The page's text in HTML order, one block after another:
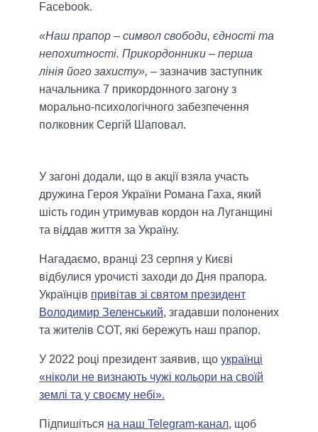
Facebook.
«Наш прапор – символ свободи, єдності та
непохитності. Прикордонники – перша
лінія його захисту», – зазначив заступник
начальника 7 прикордонного загону з
морально-психологічного забезпечення
полковник Сергій Шаповал.
У загоні додали, що в акції взяла участь
дружина Героя України Романа Гаха, який
шість годин утримував кордон на Луганщині
та віддав життя за Україну.
Нагадаємо, вранці 23 серпня у Києві
відбулися урочисті заходи до Дня прапора.
Українців привітав зі святом президент
Володимир Зеленський, згадавши полонених
та жителів СОТ, які бережуть наш прапор.
У 2022 році президент заявив, що українці
«ніколи не визнають чужі кольори на своїй
землі та у своєму небі».
Підпишіться на наш Telegram-канал, щоб